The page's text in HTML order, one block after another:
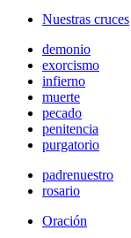
Nuestras cruces
demonio
exorcismo
infierno
muerte
pecado
penitencia
purgatorio
padrenuestro
rosario
Oración